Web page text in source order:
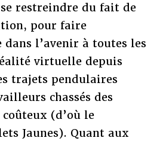
restreindre du fait de
pour faire
l’avenir à toutes les
virtuelle depuis
trajets pendulaires
chassés des
(d’où le
Jaunes). Quant aux